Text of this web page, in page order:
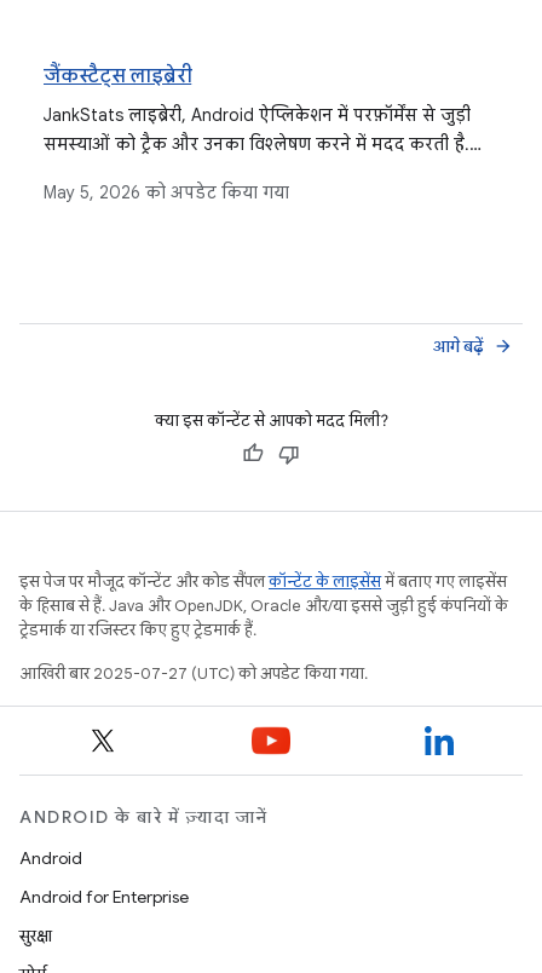
जैंकस्टैट्स लाइब्रेरी
JankStats लाइब्रेरी, Android ऐप्लिकेशन में परफ़ॉर्मेंस से जुड़ी
समस्याओं को ट्रैक और उनका विश्लेषण करने में मदद करती है.
होने में बहुत ज़्यादा समय लगता है. यह लाइब्रेरी, जंक ह्युरिस्टिक
May 5, 2026 को अपडेट किया गया
आगे बढ़ें arrow_forward
क्या इस कॉन्टेंट से आपको मदद मिली?
इस पेज पर मौजूद कॉन्टेंट और कोड सैंपलकॉन्टेंट के लाइसेंसमें बताए गए लाइसेंस
के हिसाब से हैं. Java और OpenJDK, Oracle और/या इससे जुड़ी हुई कंपनियों के
ट्रेडमार्क या रजिस्टर किए हुए ट्रेडमार्क हैं.
आखिरी बार 2025-07-27 (UTC) को अपडेट किया गया.
ANDROID के बारे में ज़्यादा जानें
Android
Android for Enterprise
सुरक्षा